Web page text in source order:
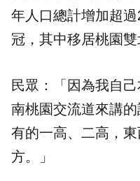
年人口總計增加超
冠，其中移居桃園雙
民眾：「因為我自
南桃園交流道來講
有的一高、二高，
方。」